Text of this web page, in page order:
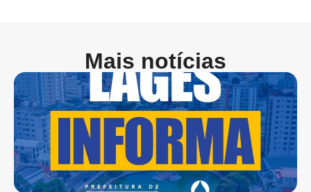
Mais notícias